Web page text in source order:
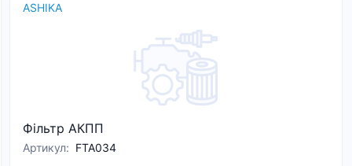
ASHIKA
Фільтр АКПП
Артикул: FTA034